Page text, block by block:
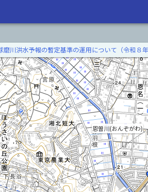
恩曽川(おんぞがわ)
磨川洪水予報の暫定基準の運用について（令和８年